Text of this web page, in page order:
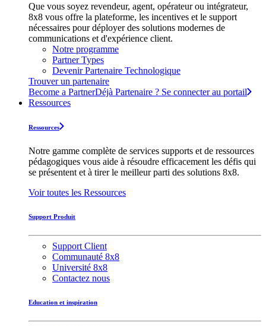
Que vous soyez revendeur, agent, opérateur ou intégrateur,
8x8 vous offre la plateforme, les incentives et le support
nécessaires pour déployer des solutions modernes de
communications et d'expérience client.
Notre programme
Partner Types
Devenir Partenaire Technologique
Trouver un partenaire
Become a PartnerDéjà Partenaire ? Se connecter au portail
Ressources
Ressources
Notre gamme complète de services supports et de ressources
pédagogiques vous aide à résoudre efficacement les défis qui
se présentent et à tirer le meilleur parti des solutions 8x8.
Voir toutes les Ressources
Support Produit
Support Client
Communauté 8x8
Université 8x8
Contactez nous
Education et inspiration